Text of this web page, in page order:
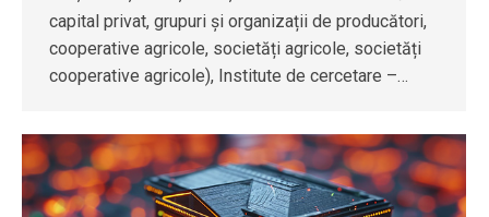
capital privat, grupuri și organizații de producători,
cooperative agricole, societăți agricole, societăți
cooperative agricole), Institute de cercetare –…